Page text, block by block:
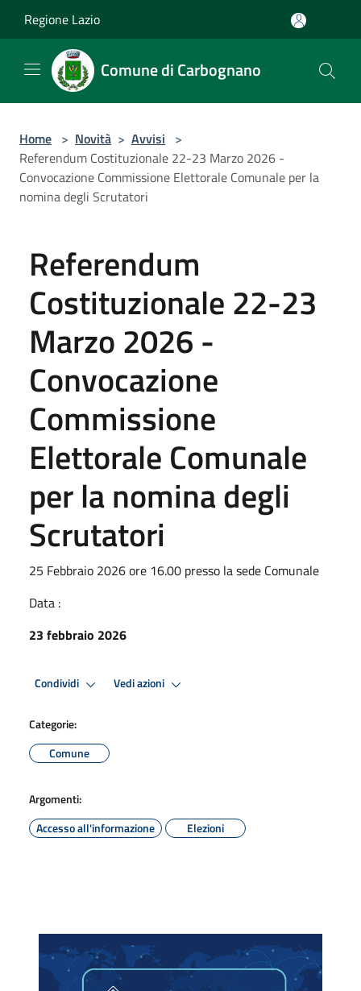
Regione Lazio
Comune di Carbognano
Home > Novità > Avvisi >
Referendum Costituzionale 22-23 Marzo 2026 -
Convocazione Commissione Elettorale Comunale per la
nomina degli Scrutatori
Referendum
Costituzionale 22-23
Marzo 2026 -
Convocazione
Commissione
Elettorale Comunale
per la nomina degli
Scrutatori
25 Febbraio 2026 ore 16.00 presso la sede Comunale
Data :
23 febbraio 2026
Condividi Vedi azioni
Categorie:
Comune
Argomenti:
Accesso all'informazione
Elezioni